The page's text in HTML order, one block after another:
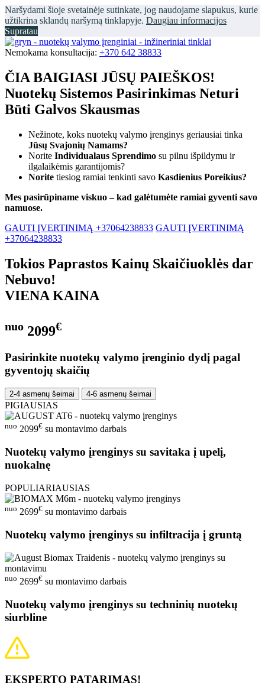
Naršydami šioje svetainėje sutinkate, jog naudojame slapukus, kurie
užtikrina sklandų naršymą tinklapyje. Daugiau informacijos
Supratau
Nemokama konsultacija: +370 642 38833
ČIA BAIGIASI JŪSŲ PAIEŠKOS!
Nuotekų Sistemos Pasirinkimas Neturi
Būti Galvos Skausmas
Nežinote, koks nuotekų valymo įrenginys geriausiai tinka
Jūsų Svajonių Namams?
Norite Individualaus Sprendimo su pilnu išpildymu ir
ilgalaikėmis garantijomis?
Norite tiesiog ramiai tenkinti savo Kasdienius Poreikius?
Mes pasirūpiname viskuo – kad galėtumėte ramiai gyventi savo
namuose.
GAUTI ĮVERTINIMĄ +37064238833 GAUTI ĮVERTINIMĄ
+37064238833
Tokios Paprastos Kainų Skaičiuoklės dar
Nebuvo!
VIENA KAINA
nuo 2099€
Pasirinkite nuotekų valymo įrenginio dydį pagal
gyventojų skaičių
2-4 asmenų šeimai 4-6 asmenų šeimai
PIGIAUSIAS
nuo 2099€ su montavimo darbais
Nuotekų valymo įrenginys su savitaka į upelį,
nuokalnę
POPULIARIAUSIAS
nuo 2699€ su montavimo darbais
Nuotekų valymo įrenginys su infiltracija į gruntą
nuo 2699€ su montavimo darbais
Nuotekų valymo įrenginys su techninių nuotekų
siurbline
EKSPERTO PATARIMAS!